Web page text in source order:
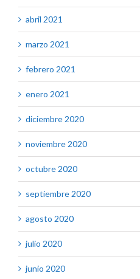
abril 2021
marzo 2021
febrero 2021
enero 2021
diciembre 2020
noviembre 2020
octubre 2020
septiembre 2020
agosto 2020
julio 2020
junio 2020